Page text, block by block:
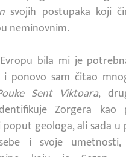
svojih postupaka koji
neminovnim.
bila mi je
i ponovo sam čitao
Sent Viktoara,
Zorgera kao
geologa, ali sada u
i svoje